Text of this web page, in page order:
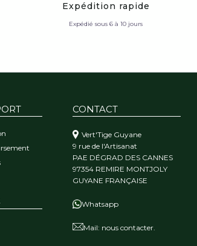
Expédition rapide
Expédié sous 6 à 10 jours
CONTACT
Vert'Tige Guyane
9 rue de l'Artisanat
PAE DÉGRAD DES CANNES
97354 REMIRE MONTJOLY
GUYANE FRANÇAISE
Whatsapp
Mail: nous contacter.